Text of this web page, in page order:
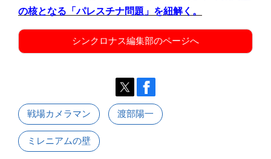
の核となる「パレスチナ問題」を紐解く。
シンクロナス編集部のページへ
戦場カメラマン 渡部陽一
ミレニアムの壁